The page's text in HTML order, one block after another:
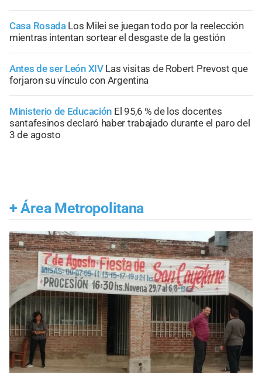
Casa Rosada Los Milei se juegan todo por la reelección
mientras intentan sortear el desgaste de la gestión
Antes de ser León XIV Las visitas de Robert Prevost que
forjaron su vínculo con Argentina
Ministerio de Educación El 95,6 % de los docentes
santafesinos declaró haber trabajado durante el paro del
3 de agosto
+ Área Metropolitana